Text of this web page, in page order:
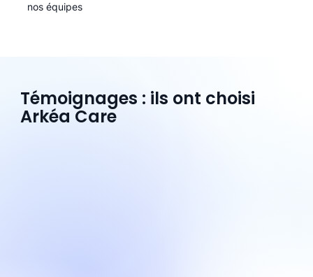
nos équipes
Témoignages : ils ont choisi
Arkéa Care